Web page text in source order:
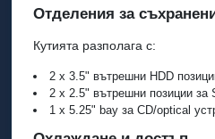
Отделения за
Кутията разполага с:
2 x 3.5" вътрешни HDD
2 x 2.5" вътрешни позиции за
1 x 5.25" bay за CD/optical